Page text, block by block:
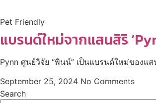
Pet Friendly
แบรนด์ใหม่จากแสนสิริ
Pynn ศูนย์วิจัย “พินน์” เป็นแบรนด์ใหม่ของ
September 25, 2024 No Comments
Search